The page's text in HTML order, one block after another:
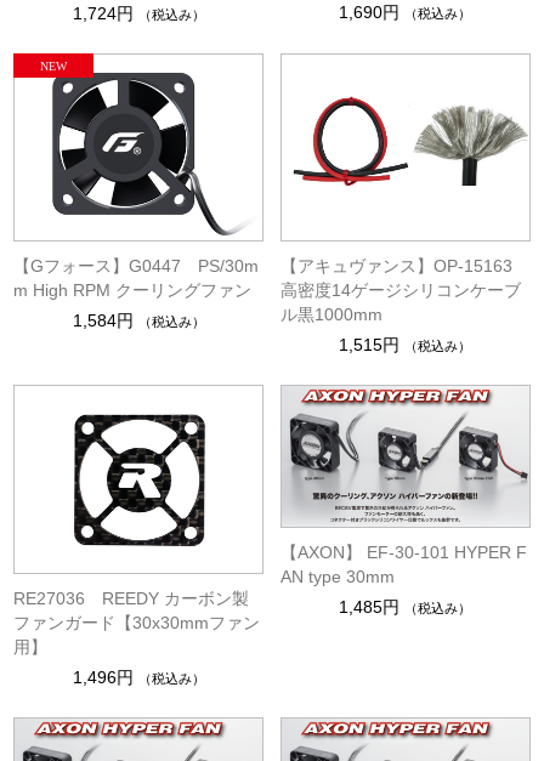
1,724円
（税込み）
1,690円
（税込み）
【Gフォース】G0447 PS/30m
m High RPM クーリングファン
1,584円
（税込み）
【アキュヴァンス】OP-15163
高密度14ゲージシリコンケーブ
ル黒1000mm
1,515円
（税込み）
RE27036 REEDY カーボン製
ファンガード【30x30mmファン
用】
1,496円
（税込み）
【AXON】 EF-30-101 HYPER F
AN type 30mm
1,485円
（税込み）